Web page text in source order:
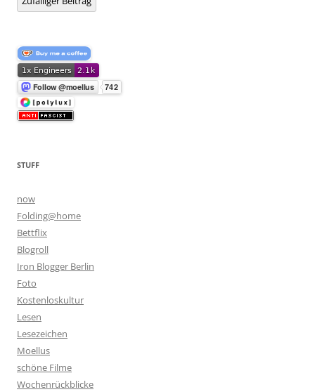
STUFF
now
Folding@home
Bettflix
Blogroll
Iron Blogger Berlin
Foto
Kostenloskultur
Lesen
Lesezeichen
Moellus
schöne Filme
Wochenrückblicke